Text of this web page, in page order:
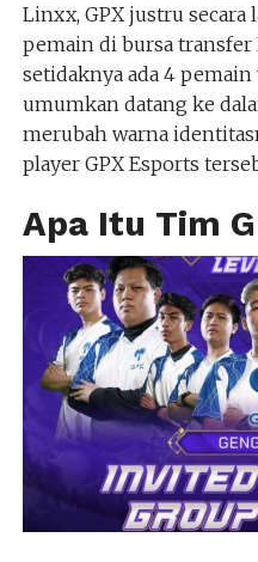
Linxx, GPX justru
pemain di bursa transfer
setidaknya ada 4
umumkan datang ke
merubah warna
player GPX Esports
Apa Itu Tim